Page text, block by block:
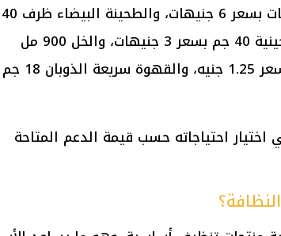
وتضم القائمة مرقة الدجاج المكعبات بسعر 6
جم بسعر 3.75 جنيه، والحلاوة الطحينية 40 جم بسعر 3 جنيهات، والخل 900 مل
بسعر 6 جنيهات، والملح 300 جم بسعر 1.25 جنيه، والقهوة سريعة الذوبان 18 جم
احتياجاته حسب قيمة الدعم المتاحة